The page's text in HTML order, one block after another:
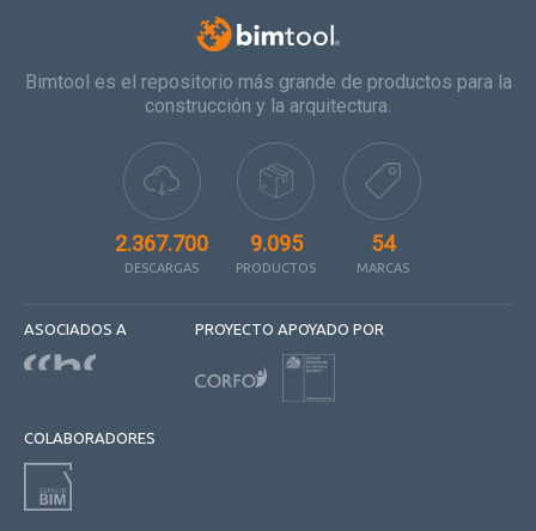
Bimtool es el repositorio más grande de productos para la
construcción y la arquitectura.
2.367.700
DESCARGAS
9.095
PRODUCTOS
54
MARCAS
ASOCIADOS A PROYECTO APOYADO POR
COLABORADORES